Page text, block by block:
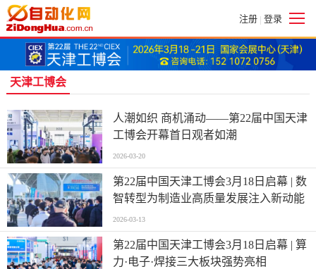
注册 | 登录
天津工博会
人潮如织 商机涌动——第22届中国天津
工博会开幕首日观者如潮
2026-03-20
第22届中国天津工博会3月18日启幕 | 数
智转型为制造业高质量发展注入新动能
2026-03-13
第22届中国天津工博会3月18日启幕 | 算
力·电子·焊接三大板块强势亮相